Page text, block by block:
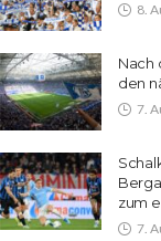
8.
Nach
den
7.
zum
7.